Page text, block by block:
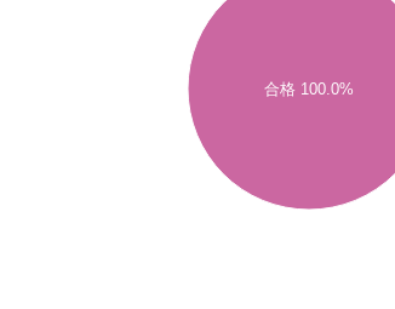
合格 100.0%